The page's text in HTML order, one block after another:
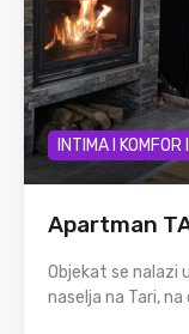
INTIMA I
Apartman
Objekat se nalazi
naselja na Tari,